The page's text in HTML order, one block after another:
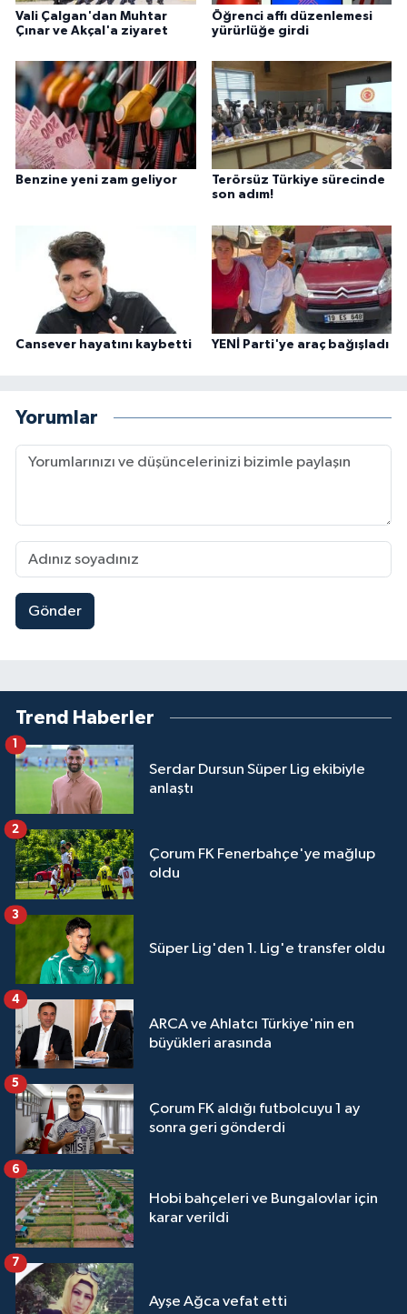
Vali Çalgan'dan Muhtar
Çınar ve Akçal'a ziyaret
Öğrenci affı düzenlemesi
yürürlüğe girdi
Benzine yeni zam geliyor
Terörsüz Türkiye sürecinde
son adım!
Cansever hayatını kaybetti YENİ Parti'ye araç bağışladı
Yorumlar
Gönder
Trend Haberler
Serdar Dursun Süper Lig ekibiyle
anlaştı
1
Çorum FK Fenerbahçe'ye mağlup
oldu
2
Süper Lig'den 1. Lig'e transfer oldu
3
ARCA ve Ahlatcı Türkiye'nin en
büyükleri arasında
4
Çorum FK aldığı futbolcuyu 1 ay
sonra geri gönderdi
5
Hobi bahçeleri ve Bungalovlar için
karar verildi
6
Ayşe Ağca vefat etti
7